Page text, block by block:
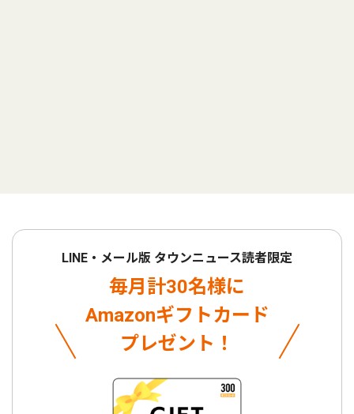
LINE・メール版 タウンニュース読者限定
毎月計30名様に
Amazonギフトカード
プレゼント！